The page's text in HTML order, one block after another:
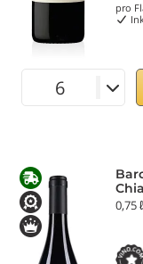
pro
0,75 ℓ